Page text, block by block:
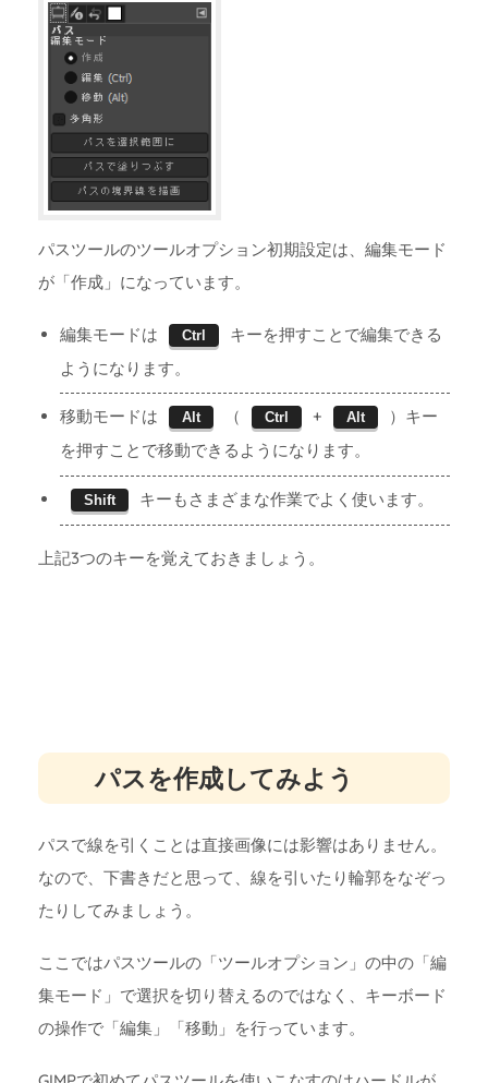
パスツールのツールオプション初期設定は、編集モード
が「作成」になっています。
編集モードは Ctrl
キーを押すことで編集できる
ようになります。
移動モードは Alt （ Ctrl + Alt
）キー
を押すことで移動できるようになります。
Shift キーもさまざまな作業でよく使います。
上記3つのキーを覚えておきましょう。
パスを作成してみよう
パスで線を引くことは直接画像には影響はありません。
なので、下書きだと思って、線を引いたり輪郭をなぞっ
たりしてみましょう。
ここではパスツールの「ツールオプション」の中の「編
集モード」で選択を切り替えるのではなく、キーボード
の操作で「編集」「移動」を行っています。